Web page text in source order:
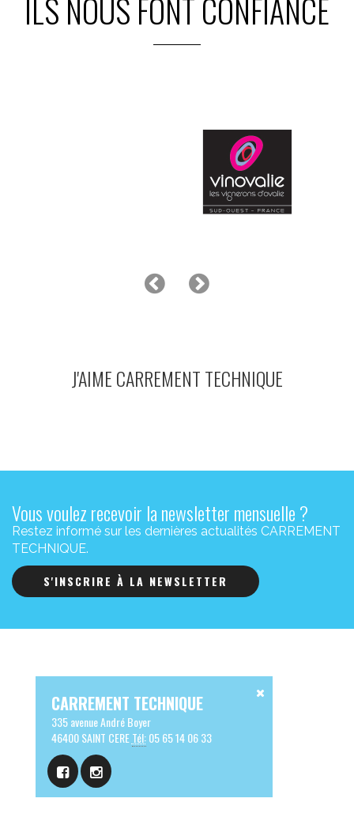
ILS NOUS FONT CONFIANCE
J'AIME CARREMENT TECHNIQUE
Vous voulez recevoir la newsletter mensuelle ?
Restez informé sur les dernières actualités CARREMENT
TECHNIQUE.
S'INSCRIRE À LA NEWSLETTER
CARREMENT TECHNIQUE
335 avenue André Boyer
46400 SAINT CERETél:05 65 14 06 33